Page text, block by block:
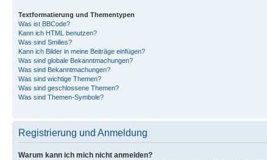
Textformatierung und Thementypen
Was ist BBCode?
Kann ich HTML benutzen?
Was sind Smilies?
Kann ich Bilder in meine Beiträge einfügen?
Was sind globale Bekanntmachungen?
Was sind Bekanntmachungen?
Was sind wichtige Themen?
Was sind geschlossene Themen?
Was sind Themen-Symbole?
Registrierung und Anmeldung
Warum kann ich mich nicht anmelden?